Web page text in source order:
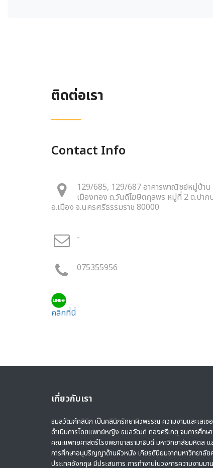
ติดต่อเรา
Contact Info
129/685, 129/687 อาคารพาณิชย์หมู่บ้าน
เมืองทอง ถ.วันดีโฆษิตกุลพร หมู่ที่ 2 ต.ปาก
อ.เมือง จ.นครศรีธรรมราช 80000
-
075355956
คลิกที่นี่
เกี่ยวกับเรา
ธมลวัฒก์คลินิก เป็นคลินิกรักษาผิวพรรณ ความงามและเลเซ
ดำเนินการโดยแพทย์หญิง ธมลวัฒก์ ทองศรีเกตุ จบการศึกษา
คณะแพทยศาสตร์โรงพยาบาลรามาธิบดี มหาวิทยาลัยมหิดล แ
การศึกษาอนุปริญญาด้านผิวหนัง เกียรตินิยมจากมหาวิทยาลัย
ประเทศอังกฤษ มีประสบการ การทำงานในวงการความงามมา